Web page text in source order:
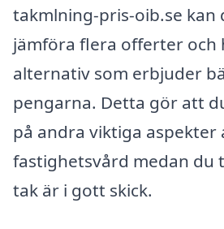
takmlning-pris-oib.se kan
jämföra flera offerter och
alternativ som erbjuder
pengarna. Detta gör att
på andra viktiga aspekter
fastighetsvård medan
tak är i gott skick.